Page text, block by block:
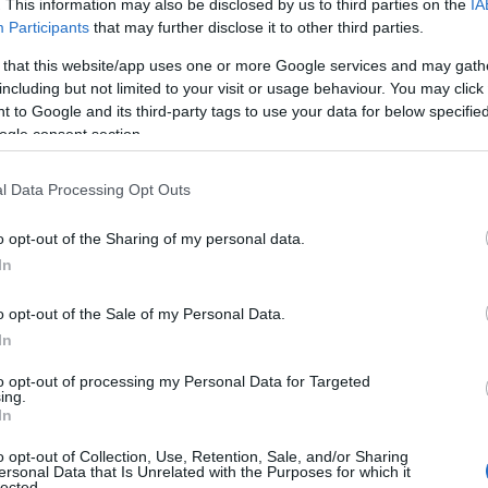
This information may also be disclosed by us to third parties on the
Participants that may further disclose it to other third parties.
that this website/app uses one or more Google services and may
but not limited to your visit or usage behaviour. You may
to Google and its third-party tags to use your data for below
consent section.
Data Processing Opt Outs
opt-out of the Sharing of my personal data.
opt-out of the Sale of my Personal Data.
opt-out of processing my Personal Data for Targeted
opt-out of Collection, Use, Retention, Sale, and/or Sharing
Data that Is Unrelated with the Purposes for which it
Δικαστικό Μέγαρο Πύργου το πρωί της
ζήτησε και έλαβε προθεσμία
απολογηθεί το μεσημέρι.
που «καίει» τον 32χρονο
πως παίζει και βίντεο που
τα ξημερώματα της περασμένης
σεξουαλικής κακοποίησης σε
έστειλε σε στενό συγγενικό πρόσωπο και
κινητό του τηλέφωνο.